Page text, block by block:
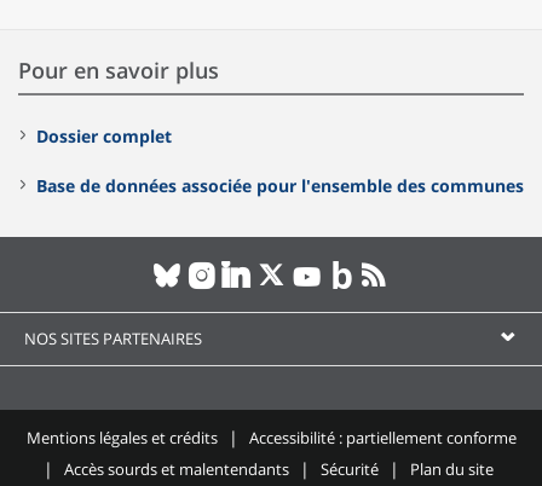
Pour en savoir plus
Dossier complet
Base de données associée pour l'ensemble des communes
NOS SITES PARTENAIRES
Mentions légales et crédits
Accessibilité : partiellement conforme
Accès sourds et malentendants
Sécurité Plan du site